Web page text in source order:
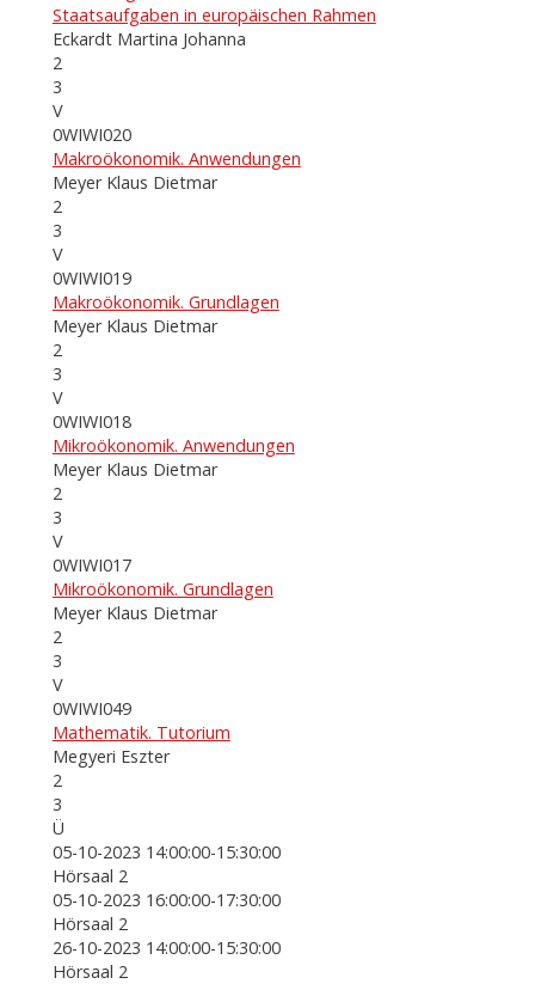
Staatsaufgaben in europäischen Rahmen
Eckardt Martina Johanna
2
3
V
0WIWI020
Makroökonomik. Anwendungen
Meyer Klaus Dietmar
2
3
V
0WIWI019
Makroökonomik. Grundlagen
Meyer Klaus Dietmar
2
3
V
0WIWI018
Mikroökonomik. Anwendungen
Meyer Klaus Dietmar
2
3
V
0WIWI017
Mikroökonomik. Grundlagen
Meyer Klaus Dietmar
2
3
V
0WIWI049
Mathematik. Tutorium
Megyeri Eszter
2
3
Ü
05-10-2023 14:00:00-15:30:00
Hörsaal 2
05-10-2023 16:00:00-17:30:00
Hörsaal 2
26-10-2023 14:00:00-15:30:00
Hörsaal 2